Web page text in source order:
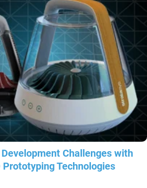
Challenges with
Technologies